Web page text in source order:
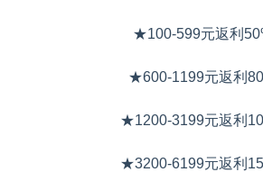
★100-599元返利
★600-1199元返利
★1200-3199元返利
★3200-6199元返利